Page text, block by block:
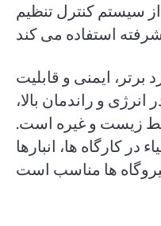
سیستم کنترل تنظیم
برتر، ایمنی و قابلیت
و راندمان بالا،
زیست و غیره است.
در کارگاه ها، انبارها